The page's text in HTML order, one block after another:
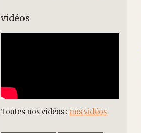
vidéos
Toutes nos vidéos : nos vidéos